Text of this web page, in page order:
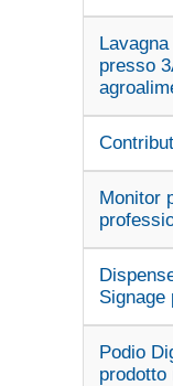
presso
Monitor
Signage
Podio
prodotto